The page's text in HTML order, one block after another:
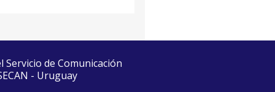
de Comunicación
- Uruguay